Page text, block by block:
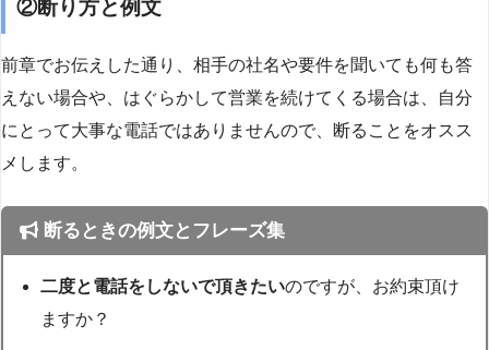
②断り方と例文
前章でお伝えした通り、相手の社名や要件を聞いても何も答
えない場合や、はぐらかして営業を続けてくる場合は、自分
にとって大事な電話ではありませんので、断ることをオスス
メします。
断るときの例文とフレーズ集
二度と電話をしないで頂きたいのですが、お約束頂け
ますか？